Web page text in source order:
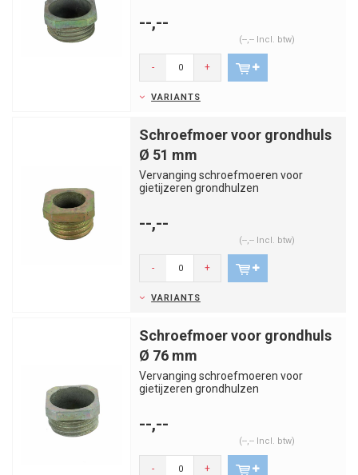
--,--
(--,-- Incl. btw)
- +
VARIANTS
Schroefmoer voor grondhuls
Ø 51 mm
Vervanging schroefmoeren voor
gietijzeren grondhulzen
--,--
(--,-- Incl. btw)
- +
VARIANTS
Schroefmoer voor grondhuls
Ø 76 mm
Vervanging schroefmoeren voor
gietijzeren grondhulzen
--,--
(--,-- Incl. btw)
- +